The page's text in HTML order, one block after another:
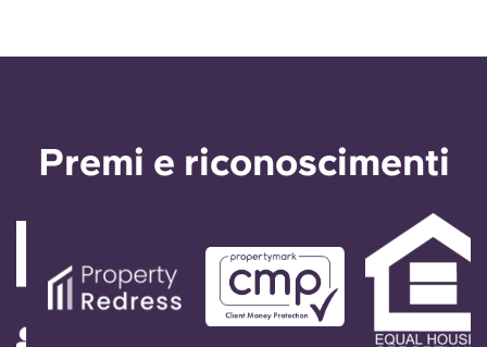
Premi e riconoscimenti